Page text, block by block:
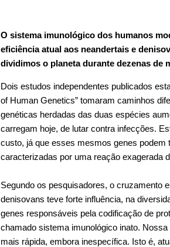
O sistema imunológico dos humanos
eficiência atual aos neandertais e
dividimos o planeta durante dezenas de
Dois estudos independentes publicados
of Human Genetics” tomaram caminhos
genéticas herdadas das duas espécies
carregam hoje, de lutar contra infecções.
custo, já que esses mesmos genes podem
caracterizadas por uma reação exagerada
Segundo os pesquisadores, o cruzamento
denisovans teve forte influência, na
genes responsáveis pela codificação de
chamado sistema imunológico inato.
mais rápida, embora inespecífica. Isto é,